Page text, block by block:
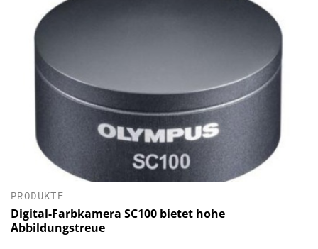
PRODUKTE
Digital-Farbkamera SC100 bietet hohe
Abbildungstreue